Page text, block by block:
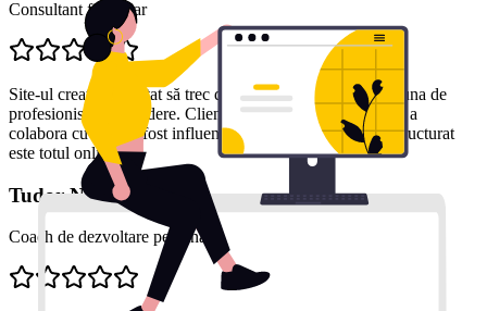
Consultant financiar
Site-ul creat m-a ajutat să trec de la o imagine generică la una de
profesionist de încredere. Clienții mi-au spus că decizia de a
colabora cu mine a fost influențată de cât de clar și bine structurat
este totul online.
Tudor N.
Coach de dezvoltare personală